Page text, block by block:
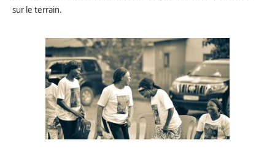
sur le terrain.